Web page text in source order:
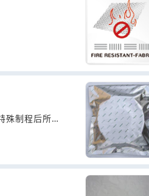
殊制程后所